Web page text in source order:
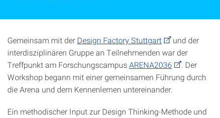
Gemeinsam mit der Design Factory Stuttgart
und der
interdisziplinären Gruppe an Teilnehmenden war der
Treffpunkt am ForschungscampusARENA2036
. Der
Workshop begann mit einer gemeinsamen Führung durch
die Arena und dem Kennenlernen untereinander.
Ein methodischer Input zur Design Thinking-Methode und